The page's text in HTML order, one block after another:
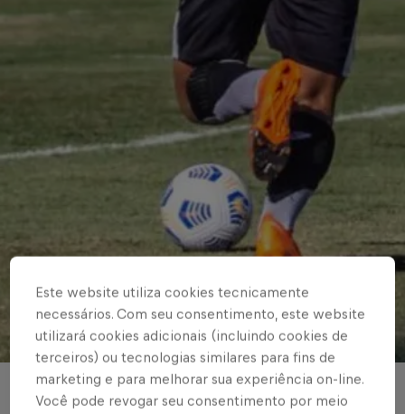
© Red Bull Bragantino
ASPIRANTES
Este website utiliza cookies tecnicamente
necessários. Com seu consentimento, este website
utilizará cookies adicionais (incluindo cookies de
terceiros) ou tecnologias similares para fins de
marketing e para melhorar sua experiência on-line.
Você pode revogar seu consentimento por meio